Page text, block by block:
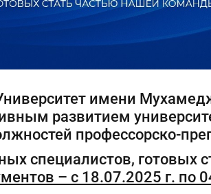
имени
развитием
профессорско-
специалистов, готовых
– с 18.07.2025 г. по